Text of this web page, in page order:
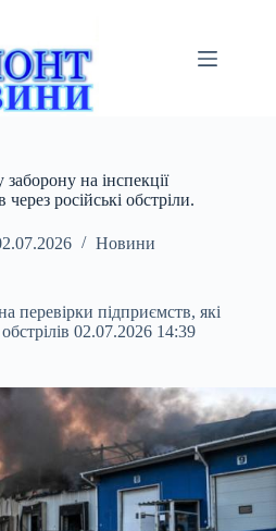
на інспекції
російські обстріли.
Новини
перевірки підприємств, які
02.07.2026 14:39